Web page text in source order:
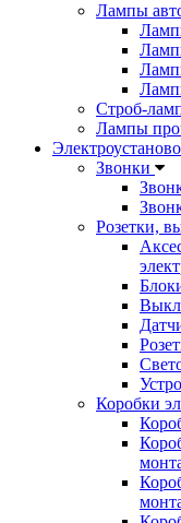
Лампы
Строб-
Лампы
Звонки
Розетки,
Коробки